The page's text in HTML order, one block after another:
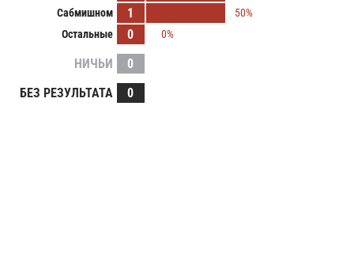
Сабмишном
1
50%
Остальные
0 0%
НИЧЬИ
0
БЕЗ РЕЗУЛЬТАТА
0